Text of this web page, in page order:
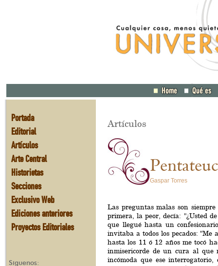
Portada
Editorial
Artículos
Arte Central
Historietas
Secciones
Exclusivo Web
Ediciones anteriores
Proyectos Editoriales
Síguenos:
Artículos
Gaspar Torres
Las preguntas malas son
primera, la peor, decía: "¿Usted
que llegué hasta un
invitaba a todos los pecados: "Me
hasta los 11 ó 12 años me tocó
inmisericorde de un cura al
incómoda que ese